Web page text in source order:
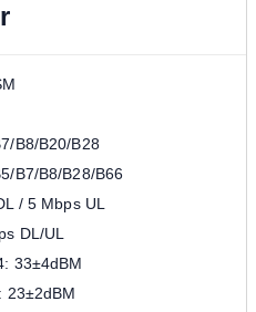
B8/B20/B28
B7/B8/B28/B66
/ 5 Mbps UL
DL/UL
33±4dBM
23±2dBM